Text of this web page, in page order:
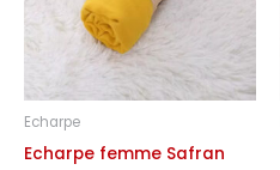
Echarpe
Echarpe femme Safran